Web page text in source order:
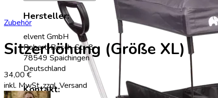
Hersteller:
elvent GmbH
Robert-Bosch-Str. 8
78549 Spaichingen
Deutschland
Kontakt:
Zubehör
Sitzerhöhung (Größe XL)
34,00 €
inkl. MwSt.zzgl. Versand